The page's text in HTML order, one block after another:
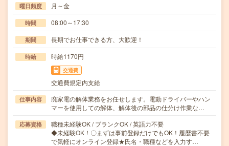
曜日頻度 月～金
時間 08:00～17:30
期間 長期でお仕事できる方、大歓迎！
時給 時給1170円
交通費
交通費規定内支給
仕事内容
廃家電の解体業務をお任せします。電動ドライバーやハン
マーを使用しての解体、解体後の部品の仕分け作業な…
応募資格
職種未経験OK / ブランクOK / 英語力不要
◆未経験OK！〇まずは事前登録だけでもOK！履歴書不要
で気軽にオンライン登録★氏名・職種などを入力す…